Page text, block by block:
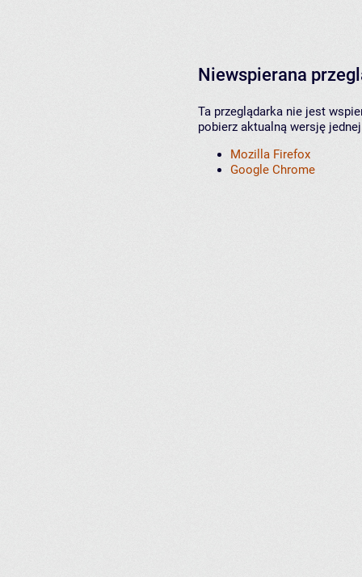
Niewspierana
Ta przeglądarka nie jest
pobierz aktualną wersję
Mozilla Firefox
Google Chrome